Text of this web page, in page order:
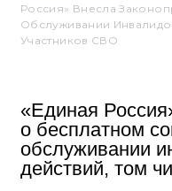
Россия» Внесла
Обслуживании
Участников СВО
«Единая
о бесплатном
обслуживании
действий, том